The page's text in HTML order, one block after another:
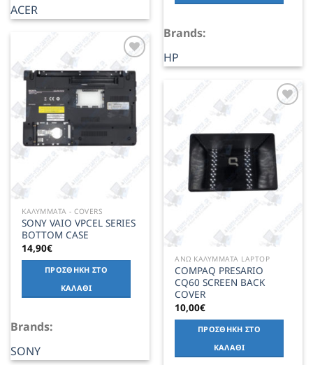
ACER
Brands:
HP
Add to
Wishlist
ΚΑΛΥΜΜΑΤΑ - COVERS
SONY VAIO VPCEL SERIES
BOTTOM CASE
14,90€
ΠΡΟΣΘΉΚΗ ΣΤΟ
ΚΑΛΆΘΙ
Brands:
SONY
Add to
Wishlist
ΑΝΩ ΚΑΛΥΜΜΑΤΑ LAPTOP
COMPAQ PRESARIO
CQ60 SCREEN BACK
COVER
10,00€
ΠΡΟΣΘΉΚΗ ΣΤΟ
ΚΑΛΆΘΙ